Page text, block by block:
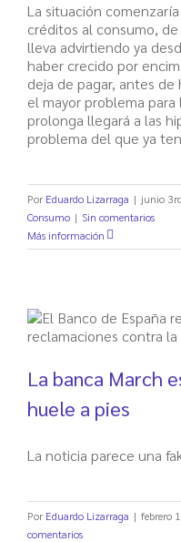
La situación
créditos al consumo,
lleva advirtiendo ya
haber crecido por
deja de pagar, antes
el mayor problema para
prolonga llegará a las
problema del que ya
Por Eduardo Lizarraga | junio
Consumo | Sin comentarios
Más información
La banca March
huele a pies
La noticia parece una
Por Eduardo Lizarraga | febrero
comentarios